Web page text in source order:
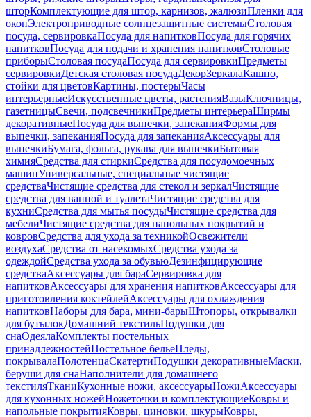
шторКомплектующие для штор, карнизов, жалюзиПленки для
оконЭлектроприводные солнцезащитные системыСтоловая
посуда, сервировкаПосуда для напитковПосуда для горячих
напитковПосуда для подачи и хранения напитковСтоловые
приборыСтоловая посудаПосуда для сервировкиПредметы
сервировкиДетская столовая посудаДекорЗеркалаКашпо,
стойки для цветовКартины, постерыЧасы
интерьерныеИскусственные цветы, растенияВазыКлючницы,
газетницыСвечи, подсвечникиПредметы интерьераШирмы
декоративныеПосуда для выпечки, запеканияФормы для
выпечки, запеканияПосуда для запеканияАксессуары для
выпечкиБумага, фольга, рукава для выпечкиБытовая
химияСредства для стиркиСредства для посудомоечных
машинУниверсальные, специальные чистящие
средстваЧистящие средства для стекол и зеркалЧистящие
средства для ванной и туалетаЧистящие средства для
кухниСредства для мытья посудыЧистящие средства для
мебелиЧистящие средства для напольных покрытий и
ковровСредства для ухода за техникойОсвежители
воздухаСредства от насекомыхСредства ухода за
одеждойСредства ухода за обувьюДезинфицирующие
средстваАксессуары для бараСервировка для
напитковАксессуары для хранения напитковАксессуары для
приготовления коктейлейАксессуары для охлаждения
напитковНаборы для бара, мини-барыШтопоры, открывалки
для бутылокДомашний текстильПодушки для
снаОдеялаКомплекты постельных
принадлежностейПостельное бельеПледы,
покрывалаПолотенцаСкатертиПодушки декоративныеМаски,
беруши для снаНаполнители для домашнего
текстиляТканиКухонные ножи, аксессуарыНожиАксессуары
для кухонных ножейНожеточки и комплектующиеКовры и
напольные покрытияКовры, циновки, шкурыКовры,